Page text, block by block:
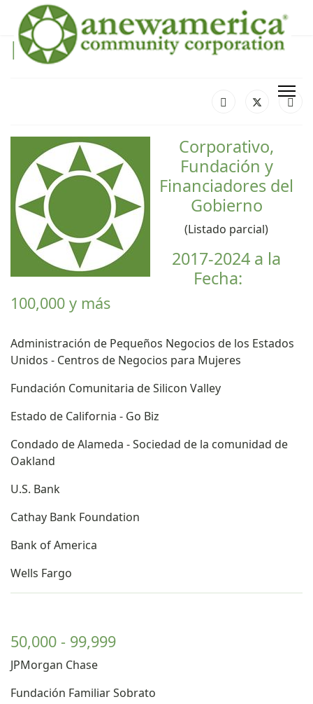
Nuestros Partidarios
Corporativo,
Fundación y
Financiadores del
Gobierno
(Listado parcial)
2017-2024 a la
Fecha:
100,000 y más
Administración de Pequeños Negocios de los Estados
Unidos - Centros de Negocios para Mujeres
Fundación Comunitaria de Silicon Valley
Estado de California - Go Biz
Condado de Alameda - Sociedad de la comunidad de
Oakland
U.S. Bank
Cathay Bank Foundation
Bank of America
Wells Fargo
50,000 - 99,999
JPMorgan Chase
Fundación Familiar Sobrato